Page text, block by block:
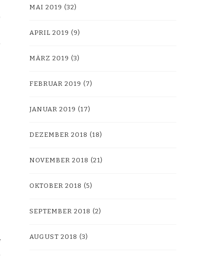
MAI 2019 (32)
APRIL 2019 (9)
MÄRZ 2019 (3)
FEBRUAR 2019 (7)
JANUAR 2019 (17)
DEZEMBER 2018 (18)
NOVEMBER 2018 (21)
OKTOBER 2018 (5)
SEPTEMBER 2018 (2)
AUGUST 2018 (3)